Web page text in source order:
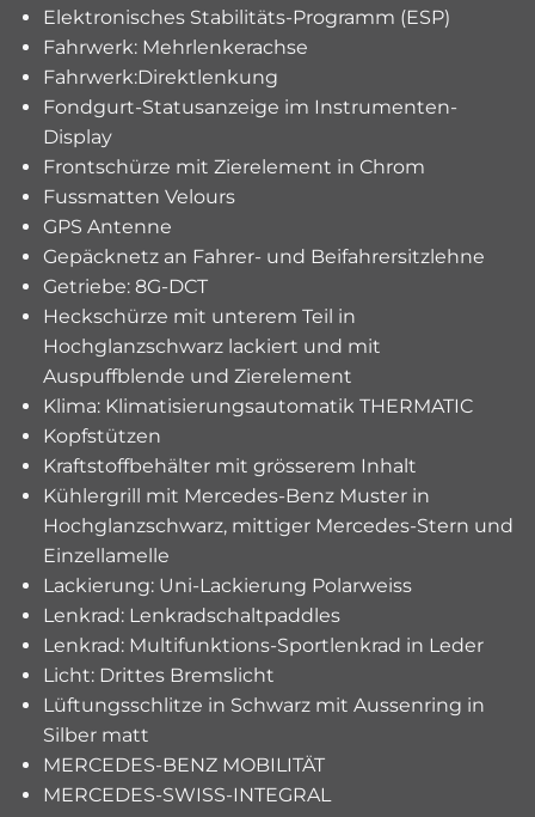
Elektronisches Stabilitäts-Programm (ESP)
Fahrwerk: Mehrlenkerachse
Fahrwerk:Direktlenkung
Fondgurt-Statusanzeige im Instrumenten-
Display
Frontschürze mit Zierelement in Chrom
Fussmatten Velours
GPS Antenne
Gepäcknetz an Fahrer- und Beifahrersitzlehne
Getriebe: 8G-DCT
Heckschürze mit unterem Teil in
Hochglanzschwarz lackiert und mit
Auspuffblende und Zierelement
Klima: Klimatisierungsautomatik THERMATIC
Kopfstützen
Kraftstoffbehälter mit grösserem Inhalt
Kühlergrill mit Mercedes-Benz Muster in
Hochglanzschwarz, mittiger Mercedes-Stern und
Einzellamelle
Lackierung: Uni-Lackierung Polarweiss
Lenkrad: Lenkradschaltpaddles
Lenkrad: Multifunktions-Sportlenkrad in Leder
Licht: Drittes Bremslicht
Lüftungsschlitze in Schwarz mit Aussenring in
Silber matt
MERCEDES-BENZ MOBILITÄT
MERCEDES-SWISS-INTEGRAL